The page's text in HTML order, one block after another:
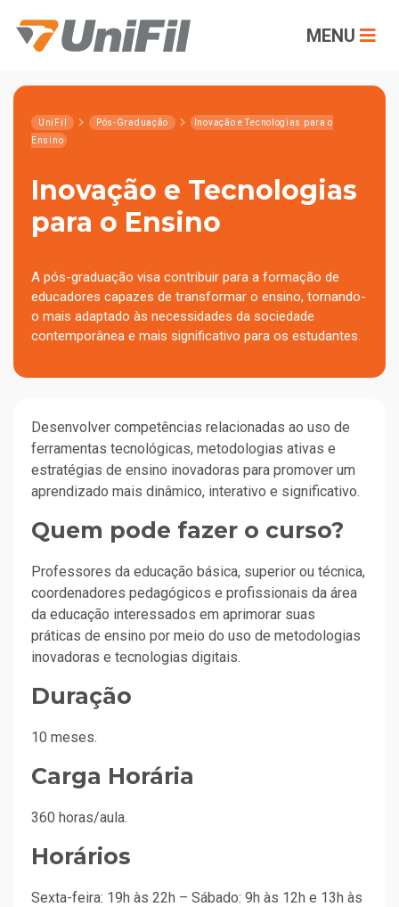
MENU
UniFil Pós-Graduação
Inovação e Tecnologias para o
Ensino
Inovação e Tecnologias
para o Ensino
A pós-graduação visa contribuir para a formação de
educadores capazes de transformar o ensino, tornando-
o mais adaptado às necessidades da sociedade
contemporânea e mais significativo para os estudantes.
Desenvolver competências relacionadas ao uso de
ferramentas tecnológicas, metodologias ativas e
estratégias de ensino inovadoras para promover um
aprendizado mais dinâmico, interativo e significativo.
Quem pode fazer o curso?
Professores da educação básica, superior ou técnica,
coordenadores pedagógicos e profissionais da área
da educação interessados em aprimorar suas
práticas de ensino por meio do uso de metodologias
inovadoras e tecnologias digitais.
Duração
10 meses.
Carga Horária
360 horas/aula.
Horários
Sexta-feira: 19h às 22h – Sábado: 9h às 12h e 13h às